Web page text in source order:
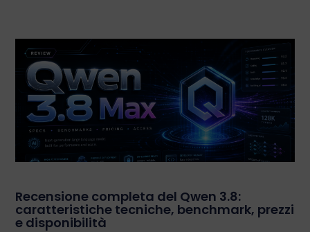
Recensione completa del Qwen 3.8:
caratteristiche tecniche, benchmark, prezzi
e disponibilità